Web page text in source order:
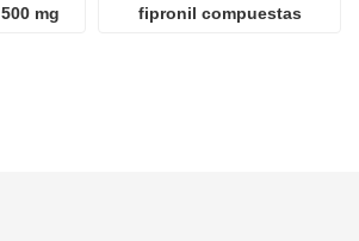
mg
fipronil compuestas